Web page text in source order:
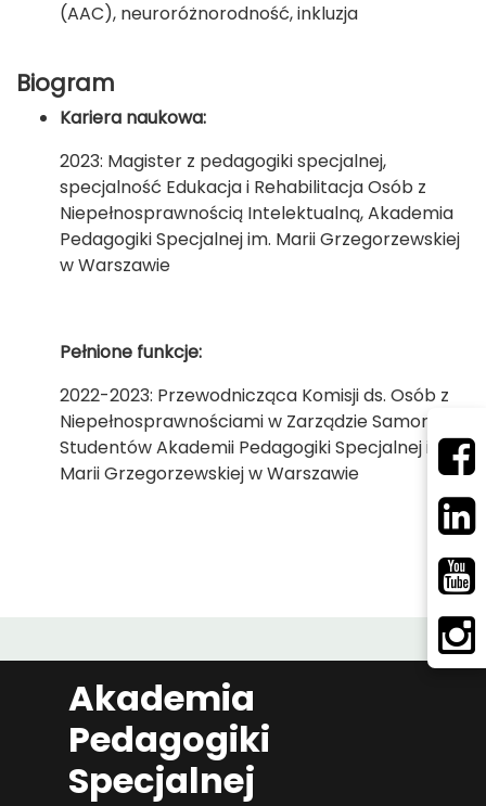
(AAC), neuroróżnorodność, inkluzja
Biogram
Kariera naukowa:
2023: Magister z pedagogiki specjalnej,
specjalność Edukacja i Rehabilitacja Osób z
Niepełnosprawnością Intelektualną, Akademia
Pedagogiki Specjalnej im. Marii Grzegorzewskiej
w Warszawie
Pełnione funkcje:
2022-2023: Przewodnicząca Komisji ds. Osób z
Niepełnosprawnościami w Zarządzie Samorządu
Studentów Akademii Pedagogiki Specjalnej im.
Marii Grzegorzewskiej w Warszawie
Akademia
Pedagogiki
Specjalnej